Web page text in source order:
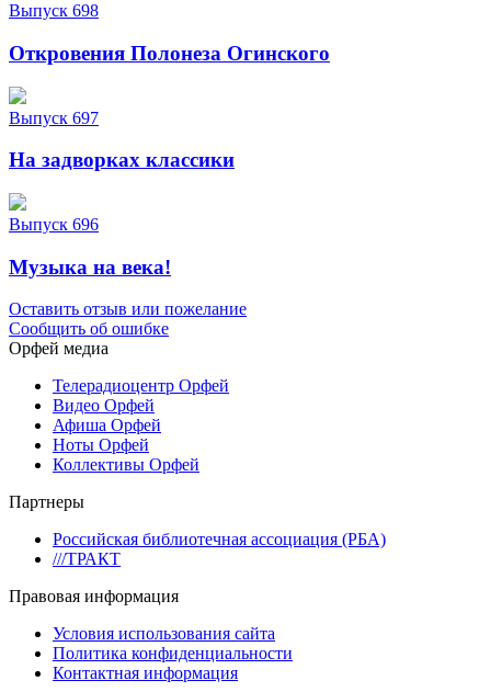
Выпуск 698
Откровения Полонеза Огинского
Выпуск 697
На задворках классики
Выпуск 696
Музыка на века!
Оставить отзыв или пожелание
Сообщить об ошибке
Орфей медиа
Телерадиоцентр Орфей
Видео Орфей
Афиша Орфей
Ноты Орфей
Коллективы Орфей
Партнеры
Российская библиотечная ассоциация (РБА)
///ТРАКТ
Правовая информация
Условия использования сайта
Политика конфиденциальности
Контактная информация